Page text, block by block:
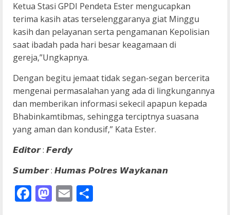
Ketua Stasi GPDI Pendeta Ester mengucapkan
terima kasih atas terselenggaranya giat Minggu
kasih dan pelayanan serta pengamanan Kepolisian
saat ibadah pada hari besar keagamaan di
gereja,”Ungkapnya.
Dengan begitu jemaat tidak segan-segan bercerita
mengenai permasalahan yang ada di lingkungannya
dan memberikan informasi sekecil apapun kepada
Bhabinkamtibmas, sehingga terciptnya suasana
yang aman dan kondusif,” Kata Ester.
𝙀𝙙𝙞𝙩𝙤𝙧 : 𝙁𝙚𝙧𝙙𝙮
𝙎𝙪𝙢𝙗𝙚𝙧 : 𝙃𝙪𝙢𝙖𝙨 𝙋𝙤𝙡𝙧𝙚𝙨 𝙒𝙖𝙮𝙠𝙖𝙣𝙖𝙣
Facebook
Mastodon
Email